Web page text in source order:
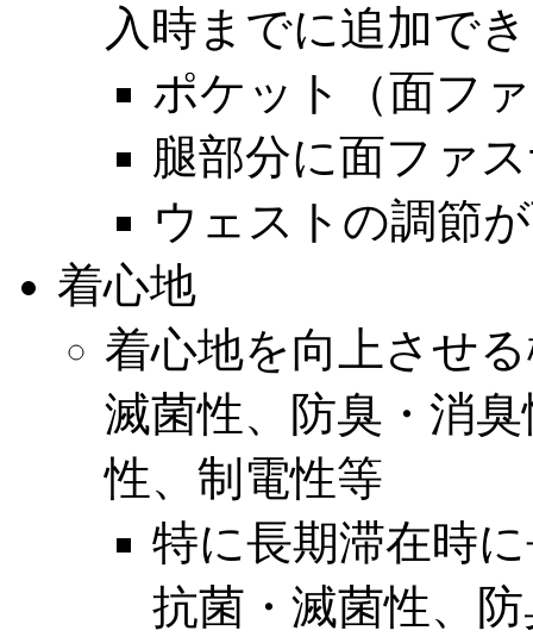
入時までに追加で
ポケット（面フ
腿部分に面ファ
ウェストの調節
着心地
着心地を向上させ
滅菌性、防臭・消
性、制電性等
特に長期滞在時
抗菌・滅菌性、